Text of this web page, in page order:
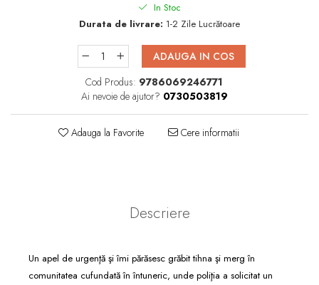
In Stoc
Durata de livrare: 1-2 Zile Lucrătoare
ADAUGA IN COS
Cod Produs: 9786069246771
Ai nevoie de ajutor? 0730503819
Adauga la Favorite Cere informatii
Descriere
Un apel de urgenţă şi îmi părăsesc grăbit tihna şi merg în
comunitatea cufundată în întuneric, unde poliţia a solicitat un